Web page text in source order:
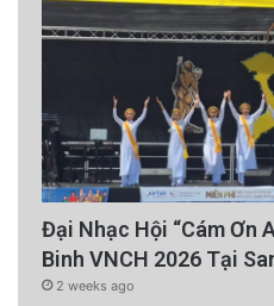
Đại Nhạc Hội “Cám Ơn
Binh VNCH 2026 Tại
2 weeks ago